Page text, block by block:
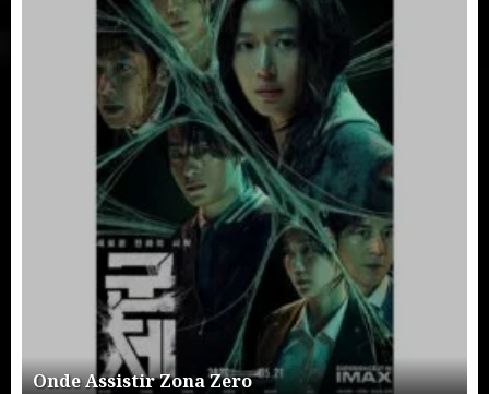
Onde Assistir Zona Zero